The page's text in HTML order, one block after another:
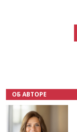
ОБ АВТОРЕ